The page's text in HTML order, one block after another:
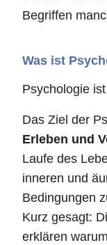
Begriffen
Was ist
Psychologie
Das Ziel der
Erleben und
Laufe des
inneren und
Bedingungen
Kurz gesagt:
erklären